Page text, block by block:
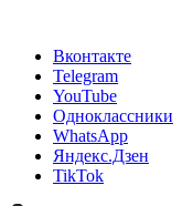
Вконтакте
Telegram
YouTube
Одноклассники
WhatsApp
Яндекс.Дзен
TikTok